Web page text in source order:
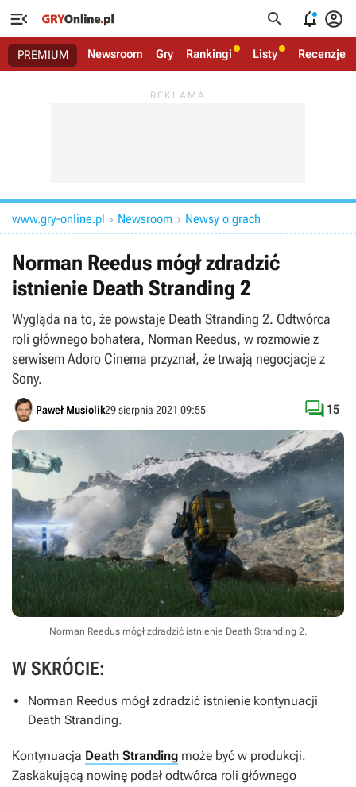
   
PREMIUM Newsroom Gry Rankingi Listy Recenzje
www.gry-online.pl  Newsroom  Newsy o grach
Norman Reedus mógł zdradzić
istnienie Death Stranding 2
Wygląda na to, że powstaje Death Stranding 2. Odtwórca
roli głównego bohatera, Norman Reedus, w rozmowie z
serwisem Adoro Cinema przyznał, że trwają negocjacje z
Sony.
Paweł Musiolik29 sierpnia 2021 09:55  15
Norman Reedus mógł zdradzić istnienie Death Stranding 2.
W SKRÓCIE:
Norman Reedus mógł zdradzić istnienie kontynuacji
Death Stranding.
Kontynuacja Death Stranding może być w produkcji.
Zaskakującą nowinę podał odtwórca roli głównego